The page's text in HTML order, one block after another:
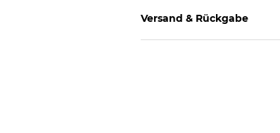
Versand & Rückgabe